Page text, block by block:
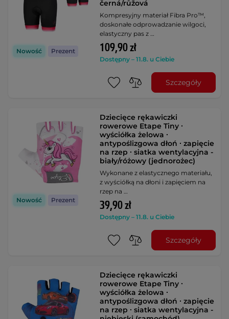
Nowość Prezent
černá/růžová
Kompresyjny materiał Fibra Pro™,
doskonałe odprowadzanie wilgoci,
elastyczny pas z …
109,90 zł
Dostępny – 11.8. u Ciebie
Szczegóły
Nowość Prezent
Dziecięce rękawiczki
rowerowe Etape Tiny ∙
wyściółka żelowa ∙
antypoślizgowa dłoń ∙ zapięcie
na rzep ∙ siatka wentylacyjna -
biały/różowy (jednorożec)
Wykonane z elastycznego materiału,
z wyściółką na dłoni i zapięciem na
rzep na …
39,90 zł
Dostępny – 11.8. u Ciebie
Szczegóły
Dziecięce rękawiczki
rowerowe Etape Tiny ∙
wyściółka żelowa ∙
antypoślizgowa dłoń ∙ zapięcie
na rzep ∙ siatka wentylacyjna -